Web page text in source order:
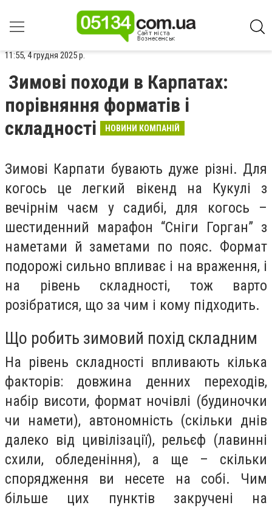
11:55, 4 грудня 2025 р.
Зимові походи в Карпатах:
порівняння форматів і
складності
НОВИНИ КОМПАНІЙ
Зимові Карпати бувають дуже різні. Для
когось це легкий вікенд на Кукулі з
вечірнім чаєм у садибі, для когось –
шестиденний марафон “Сніги Горган” з
наметами й заметами по пояс. Формат
подорожі сильно впливає і на враження, і
на рівень складності, тож варто
розібратися, що за чим і кому підходить.
Що робить зимовий похід складним
На рівень складності впливають кілька
факторів: довжина денних переходів,
набір висоти, формат ночівлі (будиночки
чи намети), автономність (скільки днів
далеко від цивілізації), рельєф (лавинні
схили, обледеніння), а ще – скільки
спорядження ви несете на собі. Чим
більше цих пунктів закручені на